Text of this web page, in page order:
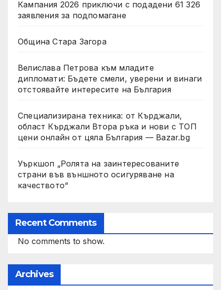
Кампания 2026 приключи с подадени 61 326
заявления за подпомагане
Община Стара Загора
Велислава Петрова към младите
дипломати: Бъдете смели, уверени и винаги
отстоявайте интересите на България
Специализирана техника: от Кърджали,
област Кърджали Втора ръка и нови с ТОП
цени онлайн от цяла България — Bazar.bg
Уъркшоп „Ролята на заинтересованите
страни във външното осигуряване на
качеството“
Recent Comments
No comments to show.
Archives